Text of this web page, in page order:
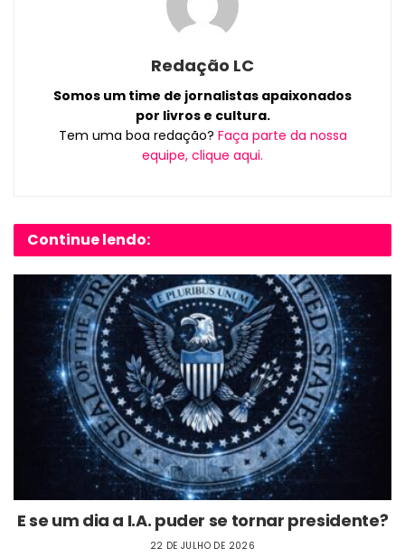
Redação LC
Somos um time de jornalistas apaixonados
por livros e cultura.
Tem uma boa redação? Faça parte da nossa
equipe, clique aqui.
Continue lendo:
E se um dia a I.A. puder se tornar presidente?
22 DE JULHO DE 2026